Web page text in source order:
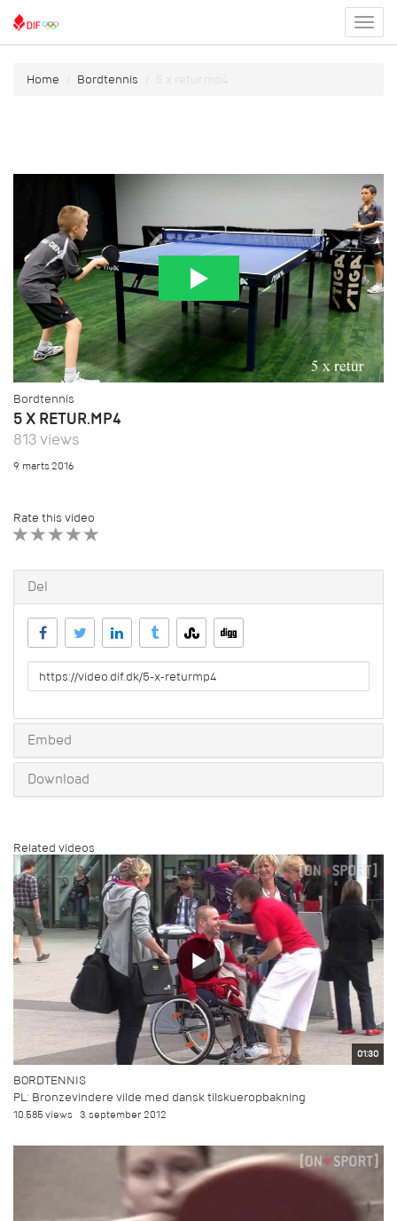
menu
Home Bordtennis 5 x retur.mp4
Bordtennis
5 X RETUR.MP4
813 views
9. marts 2016
Rate this video
Del
URL
to
Embed
Download
Related videos
01:30
BORDTENNIS
PL: Bronzevindere vilde med dansk tilskueropbakning
10.585 views 3. september 2012